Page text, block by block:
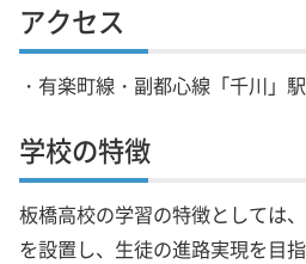
アクセス
・有楽町線・副都心線「千川」
学校の特徴
板橋高校の学習の特徴としては
を設置し、生徒の進路実現を目